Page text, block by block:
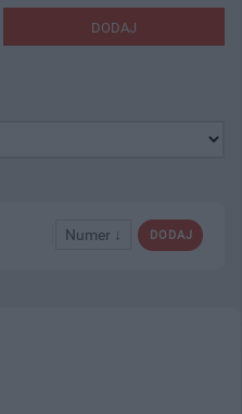
DODAJ
DODAJ
Numer ↓